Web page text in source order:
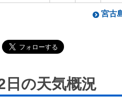
宮古
日の天気概況